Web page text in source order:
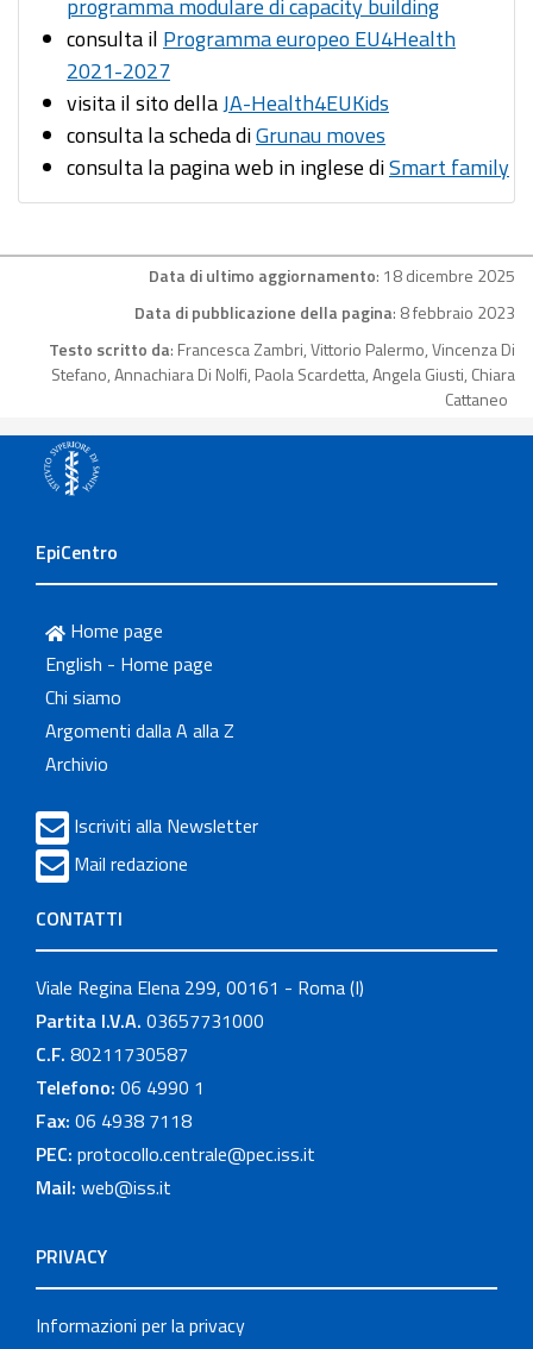
programma modulare di capacity building
consulta il Programma europeo EU4Health
2021-2027
visita il sito dellaJA-Health4EUKids
consulta la scheda diGrunau moves
consulta la pagina web in inglese diSmart family
Data di ultimo aggiornamento: 18 dicembre 2025
Data di pubblicazione della pagina: 8 febbraio 2023
Testo scritto da: Francesca Zambri, Vittorio Palermo, Vincenza Di
Stefano, Annachiara Di Nolfi, Paola Scardetta, Angela Giusti, Chiara
Cattaneo
EpiCentro
Home page
English - Home page
Chi siamo
Argomenti dalla A alla Z
Archivio
Iscriviti alla Newsletter
Mail redazione
CONTATTI
Viale Regina Elena 299, 00161 - Roma (I)
Partita I.V.A. 03657731000
C.F. 80211730587
Telefono: 06 4990 1
Fax: 06 4938 7118
PEC: protocollo.centrale@pec.iss.it
Mail: web@iss.it
PRIVACY
Informazioni per la privacy